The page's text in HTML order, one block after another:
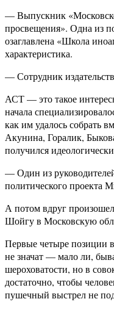
— Выпускник
просвещения». Одна из
озаглавлена «Школа
характеристика.
— Сотрудник
АСТ — это такое
начала
как им удалось собрать
Акунина, Горалик,
получился
— Один из
политического проекта
А потом вдруг
Шойгу в Московскую
Первые четыре позиции
не значат — мало ли,
шероховатости, но в
достаточно, чтобы
пушечный выстрел не